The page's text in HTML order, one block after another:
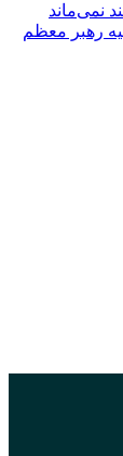
نمی‌ماند
رهبر معظم